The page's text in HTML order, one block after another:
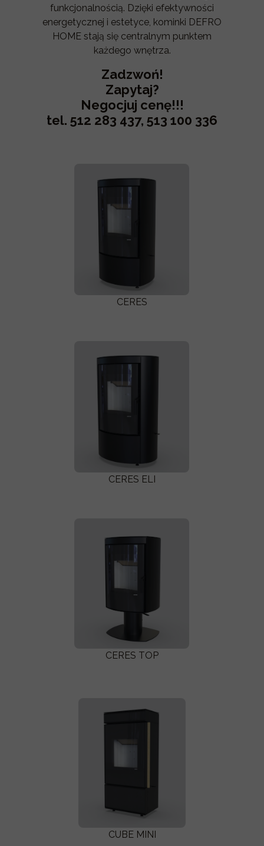
CUBE MINI
CERES
CERES ELI
CERES TOP
funkcjonalnością. Dzięki efektywności
energetycznej i estetyce, kominki DEFRO
HOME stają się centralnym punktem
każdego wnętrza.
Zadzwoń!
Zapytaj?
Negocjuj cenę!!!
tel. 512 283 437, 513 100 336